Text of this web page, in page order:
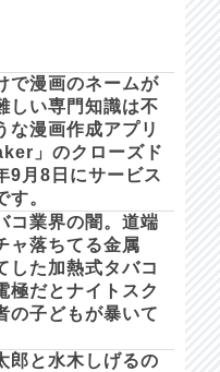
で漫画のネームが
しい専門知識は不
な漫画作成アプリ
」のクローズド
9月8日にサービス
す。
コ業界の闇。道端
ャ落ちてる金属
した加熱式タバコ
極だとナイトスク
の子どもが暴いて
郎と水木しげるの